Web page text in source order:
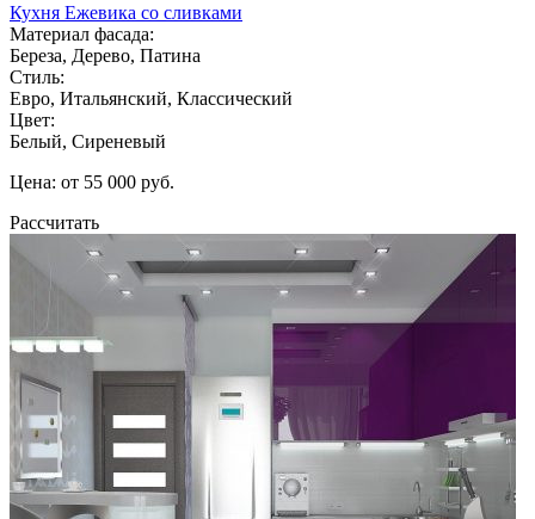
Кухня Ежевика со сливками
Материал фасада:
Береза, Дерево, Патина
Стиль:
Евро, Итальянский, Классический
Цвет:
Белый, Сиреневый
Цена: от 55 000 руб.
Рассчитать